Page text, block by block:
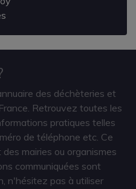
des déchèteries et
Retrouvez toutes les
pratiques telles
de téléphone etc. Ce
mairies ou organismes
communiquées sont
n'hésitez pas à utiliser